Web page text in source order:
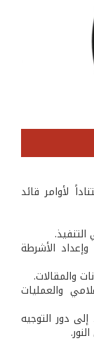
لأوامر قائد
وإعداد الأشرطة
والمقالات.
والعمليات
إلى دور التوجيه